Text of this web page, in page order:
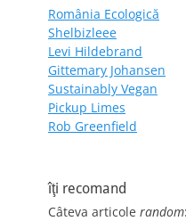
România Ecologică
Shelbizleee
Levi Hildebrand
Gittemary Johansen
Sustainably Vegan
Pickup Limes
Rob Greenfield
îţi recomand
Câteva articole random: